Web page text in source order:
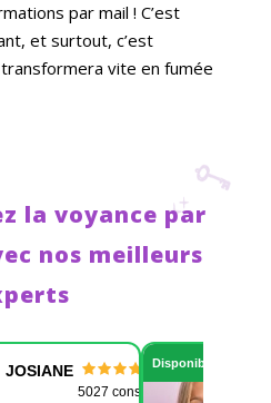
par mail ! C’est
et surtout, c’est
vite en fumée
la voyance par
nos meilleurs
JOSIANE
5027 consult.
Disponible